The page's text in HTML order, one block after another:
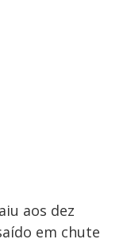
aos dez
em chute